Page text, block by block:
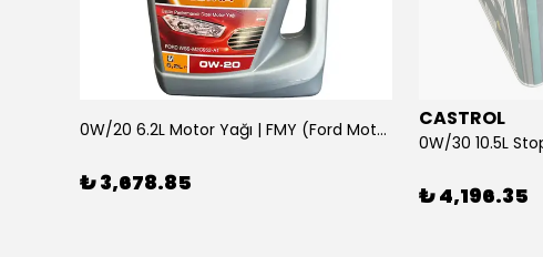
0W/20 6.2L Motor Yağı | FMY (Ford Motor Yağları)
₺ 3,678.85
CASTROL
₺ 4,196.35